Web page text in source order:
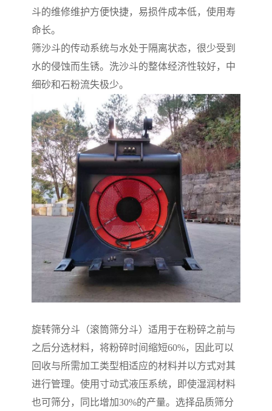
斗的维修维护方便快捷，易损件成本低，使用寿
命长。
筛沙斗的传动系统与水处于隔离状态，很少受到
水的侵蚀而生锈。洗沙斗的整体经济性较好，中
细砂和石粉流失极少。
旋转筛分斗（滚筒筛分斗）适用于在粉碎之前与
之后分选材料，将粉碎时间缩短60%，因此可以
回收与所需加工类型相适应的材料并以方式对其
进行管理。使用寸动式液压系统，即使湿润材料
也可筛分，同比增加30%的产量。选择品质筛分